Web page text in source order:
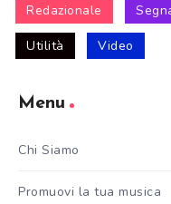
Redazionale
Utilità Video
Menu
Chi Siamo
Promuovi la tua musica